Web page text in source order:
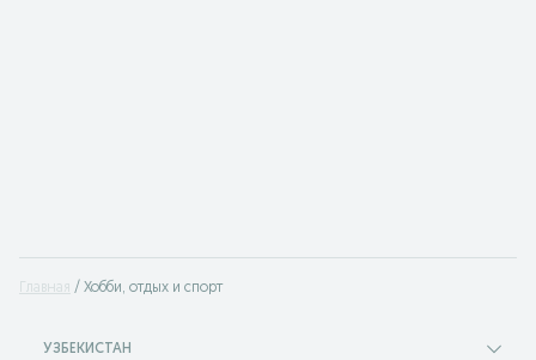
Главная Хобби, отдых и спорт
УЗБЕКИСТАН